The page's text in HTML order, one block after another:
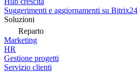
Suggerimenti e aggiornamenti su Bitrix24
Soluzioni
Reparto
Marketing
HR
Gestione progetti
Servizio clienti